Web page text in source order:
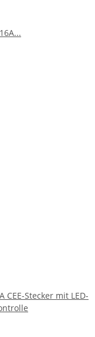
CEE-Stecker mit LED-